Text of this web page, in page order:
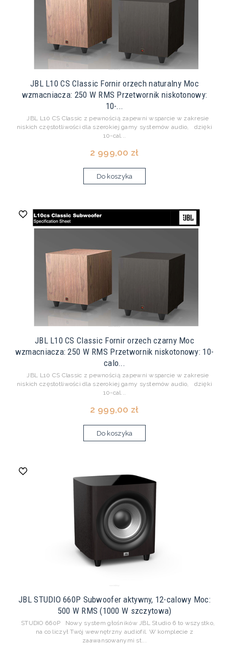
JBL L10 CS Classic Fornir orzech naturalny Moc
wzmacniacza: 250 W RMS Przetwornik niskotonowy:
10-...
JBL L10 CS Classic z pewnością zapewni wsparcie w zakresie
niskich częstotliwości dla szerokiej gamy systemów audio, dzięki
10-cal...
2 999,00 zł
Do koszyka
JBL L10 CS Classic Fornir orzech czarny Moc
wzmacniacza: 250 W RMS Przetwornik niskotonowy: 10-
calo...
JBL L10 CS Classic z pewnością zapewni wsparcie w zakresie
niskich częstotliwości dla szerokiej gamy systemów audio, dzięki
10-cal...
2 999,00 zł
Do koszyka
JBL STUDIO 660P Subwoofer aktywny, 12-calowy Moc:
500 W RMS (1000 W szczytowa)
STUDIO 660P Nowy system głośników JBL Studio 6 to wszystko,
na co liczył Twój wewnętrzny audiofil. W komplecie z
zaawansowanymi st...